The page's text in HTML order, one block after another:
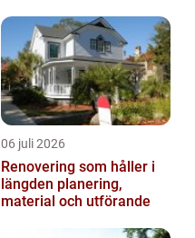
06 juli 2026
Renovering som håller i
längden planering,
material och utförande